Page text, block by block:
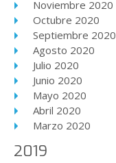
Noviembre 2020
Octubre 2020
Septiembre 2020
Agosto 2020
Julio 2020
Junio 2020
Mayo 2020
Abril 2020
Marzo 2020
2019